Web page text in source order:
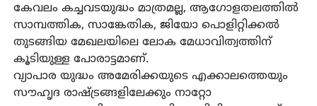
കേവലം കച്ചവടയുദ്ധം മാത്രമല്ല, ആഗോളതലത്തില്‍
സാമ്പത്തിക, സാങ്കേതിക, ജിയോ പൊളിറ്റിക്കല്‍
തുടങ്ങിയ മേഖലയിലെ ലോക മേധാവിത്വത്തിന്
കൂടിയുള്ള പോരാട്ടമാണ്.
വ്യാപാര യുദ്ധം അമേരിക്കയുടെ എക്കാലത്തെയും
സൗഹൃദ രാഷ്ട്രങ്ങളിലേക്കും നാറ്റോ